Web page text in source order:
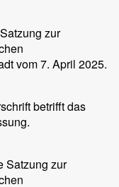
zur
vom 7. April 2025.
betrifft das
Satzung zur